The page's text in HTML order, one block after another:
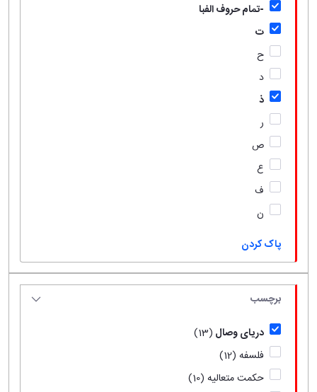
-تمام حروف الفبا
ت
ح
د
ذ
ر
ص
ع
ف
ن
پاک کردن
برچسب
دریای وصال (13)
فلسفه (12)
حکمت متعالیه (10)